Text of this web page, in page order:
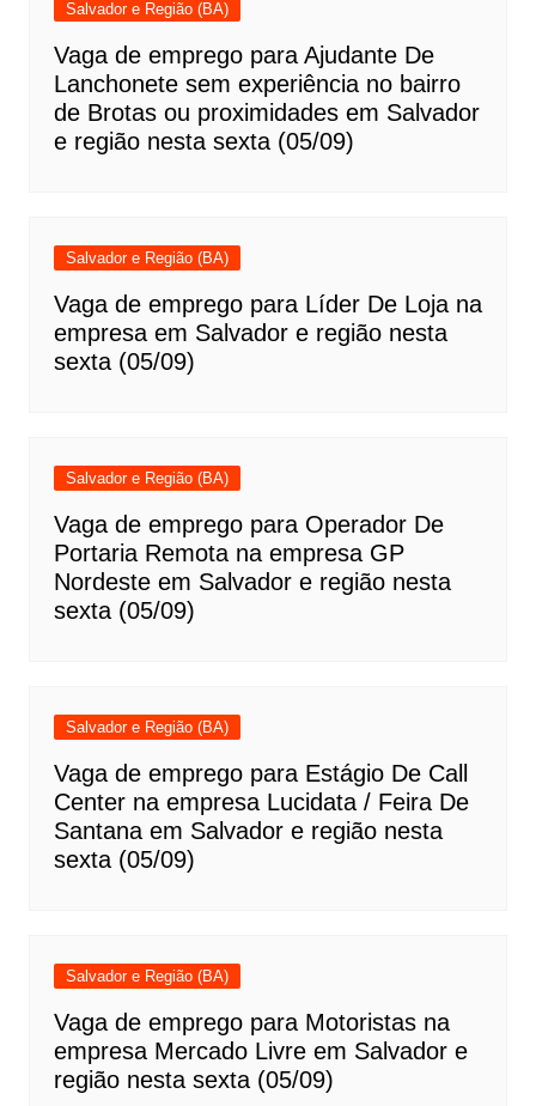
Salvador e Região (BA)
Vaga de emprego para Ajudante De
Lanchonete sem experiência no bairro
de Brotas ou proximidades em Salvador
e região nesta sexta (05/09)
Salvador e Região (BA)
Vaga de emprego para Líder De Loja na
empresa em Salvador e região nesta
sexta (05/09)
Salvador e Região (BA)
Vaga de emprego para Operador De
Portaria Remota na empresa GP
Nordeste em Salvador e região nesta
sexta (05/09)
Salvador e Região (BA)
Vaga de emprego para Estágio De Call
Center na empresa Lucidata / Feira De
Santana em Salvador e região nesta
sexta (05/09)
Salvador e Região (BA)
Vaga de emprego para Motoristas na
empresa Mercado Livre em Salvador e
região nesta sexta (05/09)